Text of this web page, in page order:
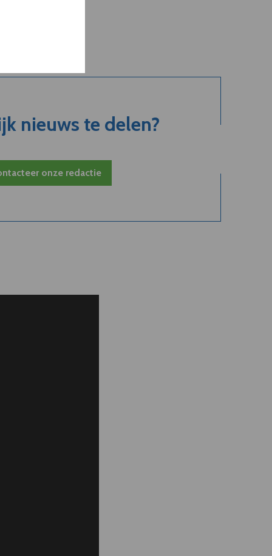
nieuws te delen?
onze redactie